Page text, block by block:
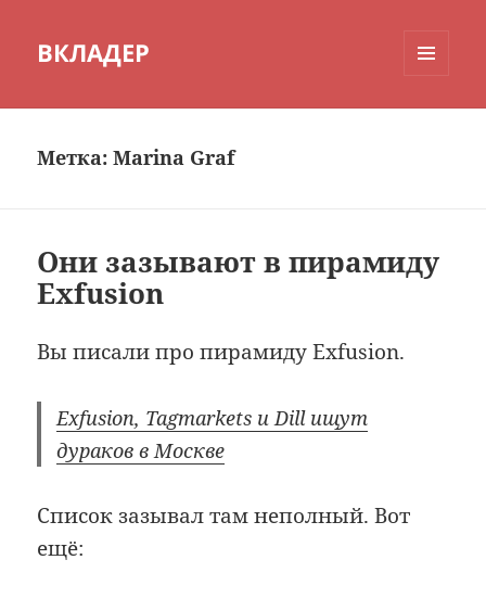
ВКЛАДЕР
Метка:Marina Graf
Они зазывают в пирамиду
Exfusion
Вы писали про пирамиду Exfusion.
Exfusion, Tagmarkets и Dill ищут
дураков в Москве
Список зазывал там неполный. Вот
ещё: